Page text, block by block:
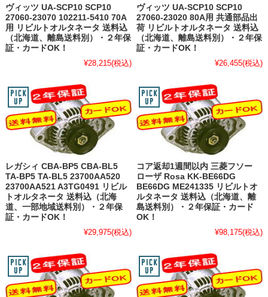
ヴィッツ UA-SCP10 SCP10
27060-23070 102211-5410 70A
用 リビルトオルタネータ 送料込
（北海道、離島送料別）・２年保
証・カードOK！
¥28,215(税込)
ヴィッツ UA-SCP10 SCP10
27060-23020 80A用 共通部品出
荷 リビルトオルタネータ 送料込
（北海道、離島送料別）・２年保
証・カードOK！
¥26,455(税込)
レガシィ CBA-BP5 CBA-BL5
TA-BP5 TA-BL5 23700AA520
23700AA521 A3TG0491 リビル
トオルタネータ 送料込（北海
道、一部地域送料別）・２年保
証・カードOK！
¥29,975(税込)
コア返却1週間以内 三菱フソー
ローザ Rosa KK-BE66DG
BE66DG ME241335 リビルトオ
ルタネータ 送料込（北海道、離
島送料別）・２年保証・カード
OK！
¥98,175(税込)